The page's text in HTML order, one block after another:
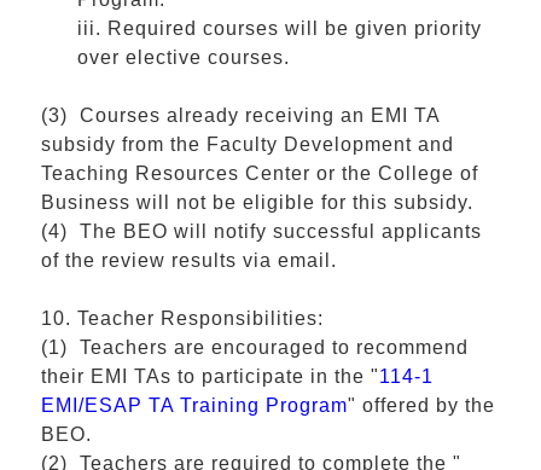
iii. Required courses will be given priority
over elective courses.
(3) Courses already receiving an EMI TA
subsidy from the Faculty Development and
Teaching Resources Center or the College of
Business will not be eligible for this subsidy.
(4) The BEO will notify successful applicants
of the review results via email.
10. Teacher Responsibilities:
(1) Teachers are encouraged to recommend
their EMI TAs to participate in the "114-1
EMI/ESAP TA Training Program" offered by the
BEO.
(2) Teachers are required to complete the "